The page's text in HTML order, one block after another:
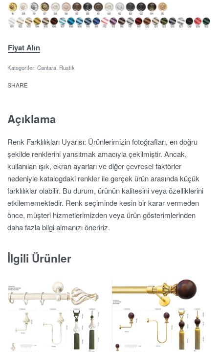
Fiyat Alın
Kategoriler: Cantara Rustik
SHARE
Açıklama
Renk Farklılıkları Uyarısı: Ürünlerimizin fotoğrafları, en doğru
şekilde renklerini yansıtmak amacıyla çekilmiştir. Ancak,
kullanılan ışık, ekran ayarları ve diğer çevresel faktörler
nedeniyle katalogdaki renkler ile gerçek ürün arasında küçük
farklılıklar olabilir. Bu durum, ürünün kalitesini veya özelliklerini
etkilememektedir. Renk seçiminde kesin bir karar vermeden
önce, müşteri hizmetlerimizden veya ürün gösterimlerinden
daha fazla bilgi almanızı öneririz.
İlgili Ürünler